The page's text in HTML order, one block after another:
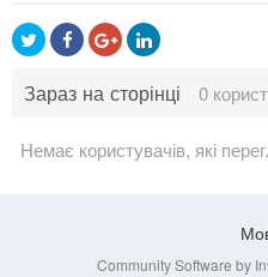
Зараз на сторінці 0
Немає користувачів, які
Community Software by